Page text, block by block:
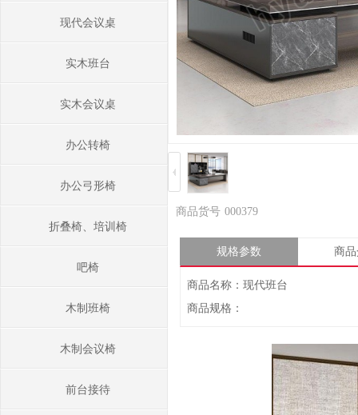
现代会议桌
实木班台
实木会议桌
办公转椅
办公弓形椅
折叠椅、培训椅
吧椅
木制班椅
木制会议椅
前台接待
商品货号 000379
规格参数 商
商品名称：现代班台
商品规格：